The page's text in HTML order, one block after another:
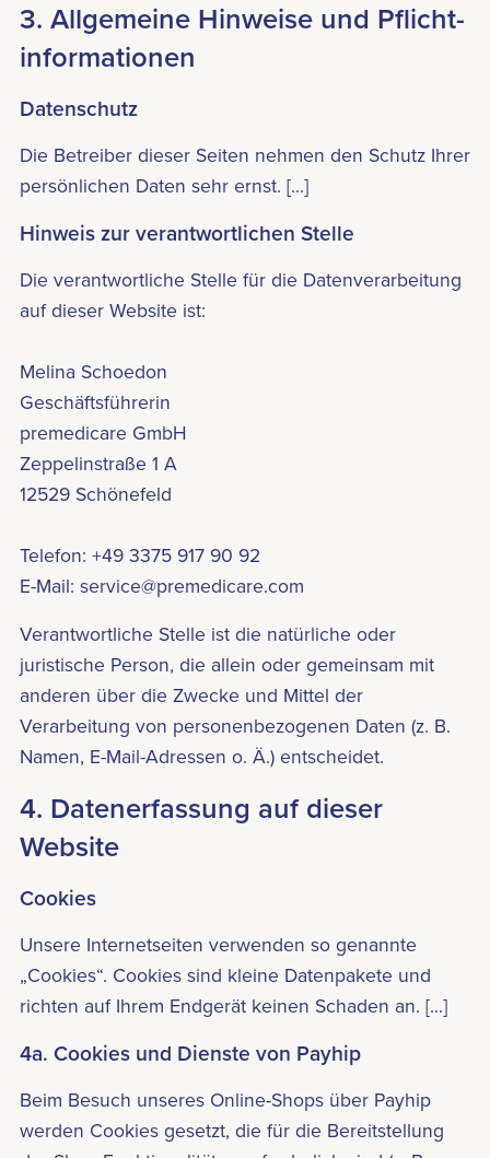
3. Allgemeine Hinweise und Pflicht­
informationen
Datenschutz
Die Betreiber dieser Seiten nehmen den Schutz Ihrer
persönlichen Daten sehr ernst. [...]
Hinweis zur verantwortlichen Stelle
Die verantwortliche Stelle für die Datenverarbeitung
auf dieser Website ist:
Melina Schoedon
Geschäftsführerin
premedicare GmbH
Zeppelinstraße 1 A
12529 Schönefeld
Telefon: +49 3375 917 90 92
E-Mail: service@premedicare.com
Verantwortliche Stelle ist die natürliche oder
juristische Person, die allein oder gemeinsam mit
anderen über die Zwecke und Mittel der
Verarbeitung von personenbezogenen Daten (z. B.
Namen, E-Mail-Adressen o. Ä.) entscheidet.
4. Datenerfassung auf dieser
Website
Cookies
Unsere Internetseiten verwenden so genannte
„Cookies“. Cookies sind kleine Datenpakete und
richten auf Ihrem Endgerät keinen Schaden an. [...]
4a. Cookies und Dienste von Payhip
Beim Besuch unseres Online-Shops über Payhip
werden Cookies gesetzt, die für die Bereitstellung